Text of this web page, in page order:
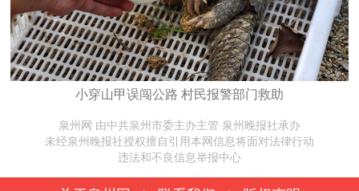
小穿山甲误闯公路 村民报警部门救助
泉州网 由中共泉州市委主办主管 泉州晚报社承办
未经泉州晚报社授权擅自引用本网信息将面对法律行动
违法和不良信息举报中心